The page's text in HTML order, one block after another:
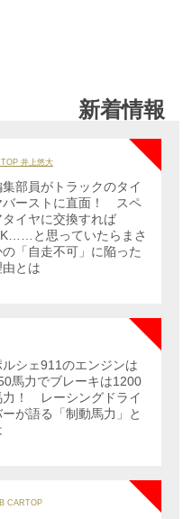
新着情報
井上悠大
NEW
集部員がトラックのタイ
バーストに直面！ スペ
タイヤに交換すれば
と思っていたらまさ
の「自走不可」に陥った
由とは
ルシェ911のエンジンは
馬力でブレーキは1200
力！ レーシングドライ
ーが語る「制動馬力」と
CARTOP